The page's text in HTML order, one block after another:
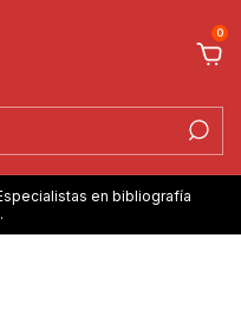
0
en bibliografía